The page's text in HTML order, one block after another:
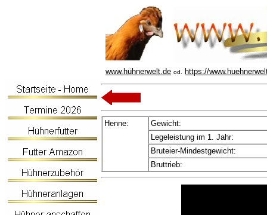
www.hühnerwelt.de od. https://
Henne:
Gewicht:
Legeleistung im 1. Jahr:
Bruteier-Mindestgewicht:
Bruttrieb: